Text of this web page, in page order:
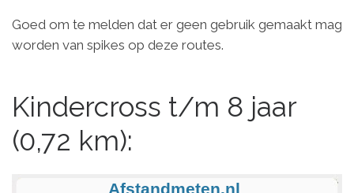
Goed om te melden dat er geen gebruik gemaakt mag
worden van spikes op deze routes.
Kindercross t/m 8 jaar
(0,72 km):